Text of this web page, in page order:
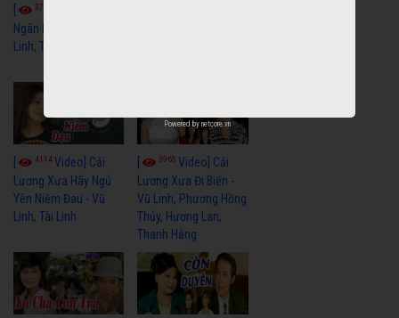
3768
Ngân Hà - Vũ Linh, Tài
Linh, Thoại Mỹ
4114Video] Cải
Lương Xưa Hãy Ngủ
Yên Niềm Đau - Vũ
Linh, Tài Linh
3965Video] Cải
Lương Xưa Đi Biển -
Vũ Linh, Phương Hồng
Thủy, Hương Lan,
Thanh Hằng
Powered by netcore.vn